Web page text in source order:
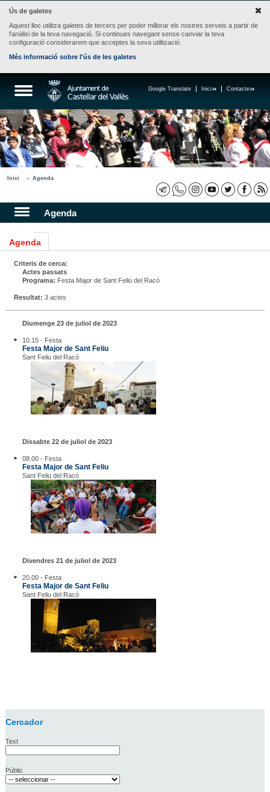
Ús de galetes
Aquest lloc utilitza galetes de tercers per poder millorar els nostres serveis a partir de
l'anàlisi de la teva navegació. Si continues navegant sense canviar la teva
configuració considerarem que acceptes la seva utilització.
Més informació sobre l'ús de les galetes
Contacte
Inici
Google Translate
Inici Agenda
Agenda
Agenda
Criteris de cerca:
Actes passats
Programa: Festa Major de Sant Feliu del Racó
Resultat: 3 actes
Diumenge 23 de juliol de 2023
10.15 - Festa
Festa Major de Sant Feliu
Sant Feliu del Racó
Dissabte 22 de juliol de 2023
08.00 - Festa
Festa Major de Sant Feliu
Sant Feliu del Racó
Divendres 21 de juliol de 2023
20.00 - Festa
Festa Major de Sant Feliu
Sant Feliu del Racó
Cercador
Text
Públic